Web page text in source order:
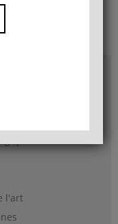
philosophie
l'art